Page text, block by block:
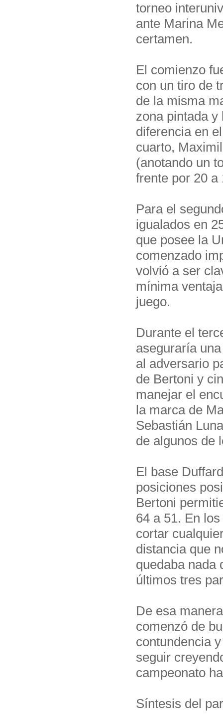
torneo
ante Marina
certamen.
El comienzo
con un tiro de
de la misma
zona pintada
diferencia en
cuarto,
(anotando un
frente por 20 a
Para el
igualados en
que posee la
comenzado
volvió a ser
mínima
juego.
Durante el
aseguraría
al adversario
de Bertoni y
manejar el
la marca de
Sebastián
de algunos de
El base
posiciones
Bertoni
64 a 51. En
cortar
distancia que
quedaba nada
últimos tres
De esa
comenzó de
contundencia
seguir
campeonato
Síntesis del